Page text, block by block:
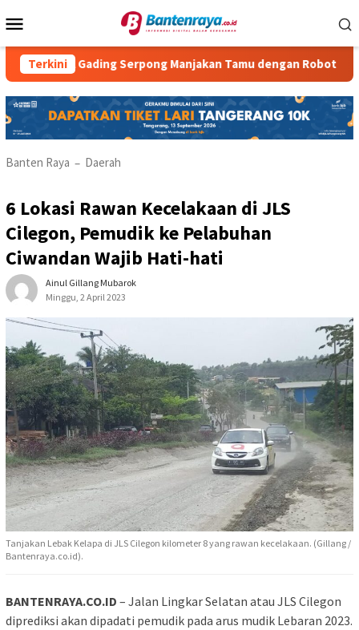
ke
Mobile
Terkini
Serpong Manjakan Tamu dengan Robot Waiter
Banten Raya – Daerah
6 Lokasi Rawan Kecelakaan di JLS
Cilegon, Pemudik ke Pelabuhan
Ciwandan Wajib Hati-hati
Ainul Gillang Mubarok
Minggu, 2 April 2023
Tanjakan Lebak Kelapa di JLS Cilegon kilometer 8 yang rawan kecelakaan. (Gillang /
Bantenraya.co.id).
BANTENRAYA.CO.ID – Jalan Lingkar Selatan atau JLS Cilegon
diprediksi akan dipadati pemudik pada arus mudik Lebaran 2023.